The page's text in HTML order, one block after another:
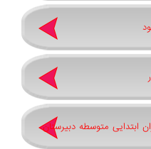
ابتدایی متوسطه دبیرستان